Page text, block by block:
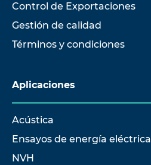
Control de Exportaciones
Gestión de calidad
Términos y condiciones
Aplicaciones
Acústica
Ensayos de energía eléctrica
NVH